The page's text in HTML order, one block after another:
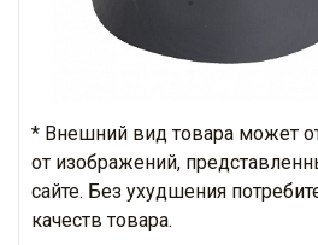
* Внешний вид товара может
от изображений,
сайте. Без ухудшения
качеств товара.